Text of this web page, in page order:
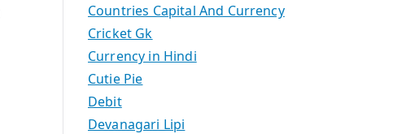
Countries Capital And Currency
Cricket Gk
Currency in Hindi
Cutie Pie
Debit
Devanagari Lipi